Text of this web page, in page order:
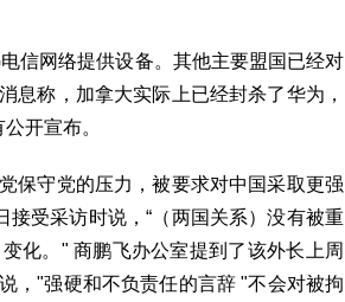
信网络提供设备。其他主要盟国已经对
息称，加拿大实际上已经封杀了华为，
开宣布。
保守党的压力，被要求对中国采取更强
受采访时说，“（两国关系）没有被重
化。" 商鹏飞办公室提到了该外长上周
，"强硬和不负责任的言辞 "不会对被拘